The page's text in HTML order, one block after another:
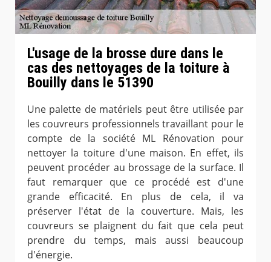
L'usage de la brosse dure dans le
cas des nettoyages de la toiture à
Bouilly dans le 51390
Une palette de matériels peut être utilisée par
les couvreurs professionnels travaillant pour le
compte de la société ML Rénovation pour
nettoyer la toiture d'une maison. En effet, ils
peuvent procéder au brossage de la surface. Il
faut remarquer que ce procédé est d'une
grande efficacité. En plus de cela, il va
préserver l'état de la couverture. Mais, les
couvreurs se plaignent du fait que cela peut
prendre du temps, mais aussi beaucoup
d'énergie.